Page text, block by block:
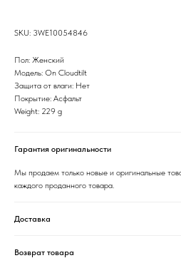
SKU: 3WE10054846
Пол: Женский
Модель: On Cloudtilt
Защита от влаги: Нет
Покрытие: Асфальт
Weight: 229 g
Гарантия оригинальности
Мы продаем только новые и оригинальные
каждого проданного товара.
Доставка
Возврат товара